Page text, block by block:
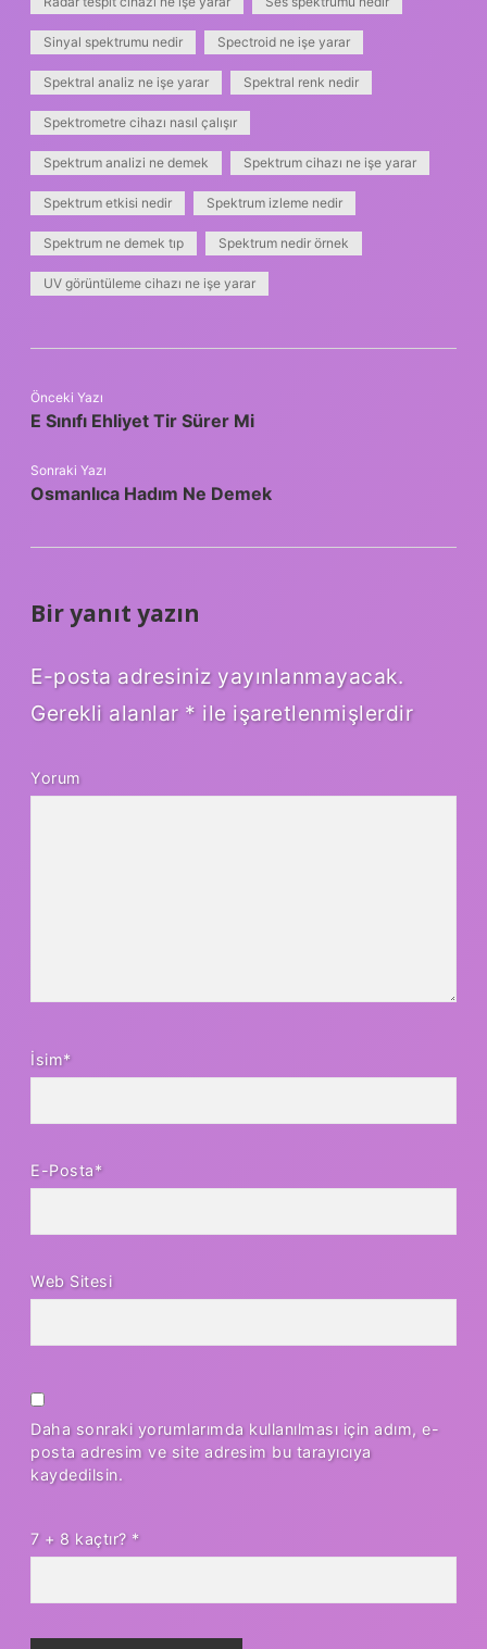
Sinyal spektrumu nedir Spectroid ne işe yarar
Spektral analiz ne işe yarar Spektral renk nedir
Spektrometre cihazı nasıl çalışır
Spektrum analizi ne demek Spektrum cihazı ne işe yarar
Spektrum etkisi nedir Spektrum izleme nedir
Spektrum ne demek tıp Spektrum nedir örnek
UV görüntüleme cihazı ne işe yarar
Önceki Yazı
E Sınıfı Ehliyet Tir Sürer Mi
Sonraki Yazı
Osmanlıca Hadım Ne Demek
Bir yanıt yazın
E-posta adresiniz yayınlanmayacak.
Gerekli alanlar * ile işaretlenmişlerdir
Yorum
İsim*
E-Posta*
Web Sitesi
Daha sonraki yorumlarımda kullanılması için adım, e-
posta adresim ve site adresim bu tarayıcıya
kaydedilsin.
7 + 8 kaçtır? *